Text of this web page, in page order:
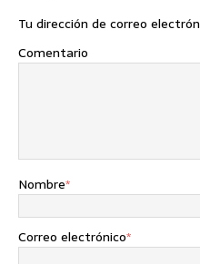
Tu dirección de correo
Comentario
Nombre*
Correo electrónico*